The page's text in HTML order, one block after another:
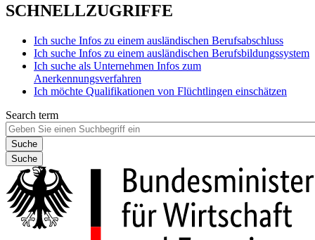
SCHNELLZUGRIFFE
Ich suche Infos zu einem ausländischen Berufsabschluss
Ich suche Infos zu einem ausländischen Berufsbildungssystem
Ich suche als Unternehmen Infos zum
Anerkennungsverfahren
Ich möchte Qualifikationen von Flüchtlingen einschätzen
Search term
Suche